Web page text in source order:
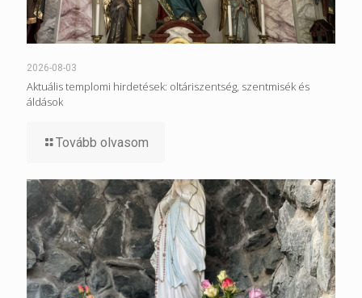
2026-08-03
Aktuális templomi hirdetések: oltáriszentség, szentmisék és
áldások
Tovább olvasom